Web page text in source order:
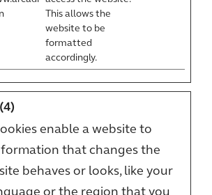
This allows the
website to be
formatted
accordingly.
enable a website to
that changes the
behaves or looks, like your